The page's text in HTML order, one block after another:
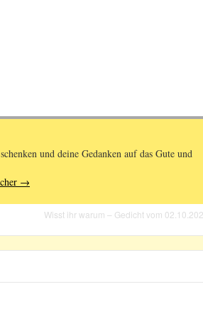
und deine Gedanken auf das Gute und
→
Wisst ihr warum – Gedicht vom